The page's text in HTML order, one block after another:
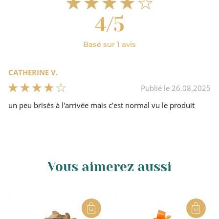
Ardèche
Non
4/5
Basé sur 1 avis
CATHERINE V.
Publié le 26.08.2025
un peu brisés à l'arrivée mais c'est normal vu le produit
Vous aimerez aussi